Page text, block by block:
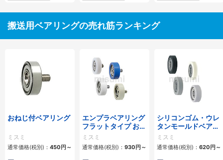
搬送用ベアリングの売れ筋ランキング
おねじ付ベアリング
ミスミ
通常価格(税別)： 450円 ～
エンプラベアリング
フラットタイプ おね
じ付
ミスミ
通常価格(税別)： 930円 ～
シリコンゴム・ウレ
タンモールドベアリ
ング フラットタイ
プ
ミスミ
通常価格(税別)： 620円 ～